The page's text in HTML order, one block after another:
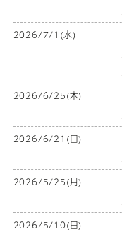
2026/7/1(水)
2026/6/25(木)
2026/6/21(日)
2026/5/25(月)
2026/5/10(日)